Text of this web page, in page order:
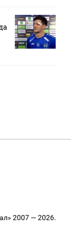
2007 — 2026.